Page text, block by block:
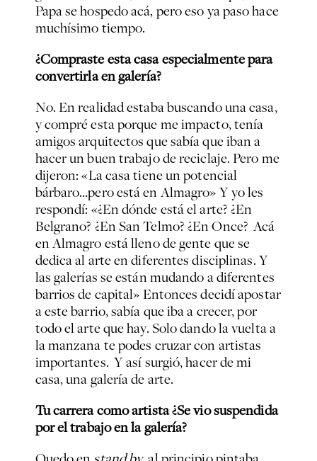
Papa se hospedo acá, pero eso ya paso hace
muchísimo tiempo.
¿Compraste esta casa especialmente para
convertirla en galería?
No. En realidad estaba buscando una casa,
y compré esta porque me impacto, tenía
amigos arquitectos que sabía que iban a
hacer un buen trabajo de reciclaje. Pero me
dijeron: «La casa tiene un potencial
bárbaro…pero está en Almagro» Y yo les
respondí: «¿En dónde está el arte? ¿En
Belgrano? ¿En San Telmo? ¿En Once? Acá
en Almagro está lleno de gente que se
dedica al arte en diferentes disciplinas. Y
las galerías se están mudando a diferentes
barrios de capital» Entonces decidí apostar
a este barrio, sabía que iba a crecer, por
todo el arte que hay. Solo dando la vuelta a
la manzana te podes cruzar con artistas
importantes. Y así surgió, hacer de mi
casa, una galería de arte.
Tu carrera como artista ¿Se vio suspendida
por el trabajo en la galería?